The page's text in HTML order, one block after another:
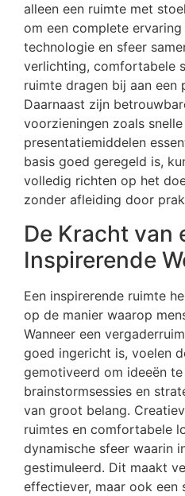
alleen een ruimte met
om een complete
technologie en sfeer
verlichting, comfortabele
ruimte dragen bij aan
Daarnaast zijn
voorzieningen zoals
presentatiemiddelen
basis goed geregeld is,
volledig richten op het
zonder afleiding door
De Kracht van
Inspirerende
Een inspirerende ruimte
op de manier waarop
Wanneer een
goed ingericht is, voelen
gemotiveerd om ideeën
brainstormsessies en
van groot belang.
ruimtes en comfortabele
dynamische sfeer waarin
gestimuleerd. Dit maakt
effectiever, maar ook een